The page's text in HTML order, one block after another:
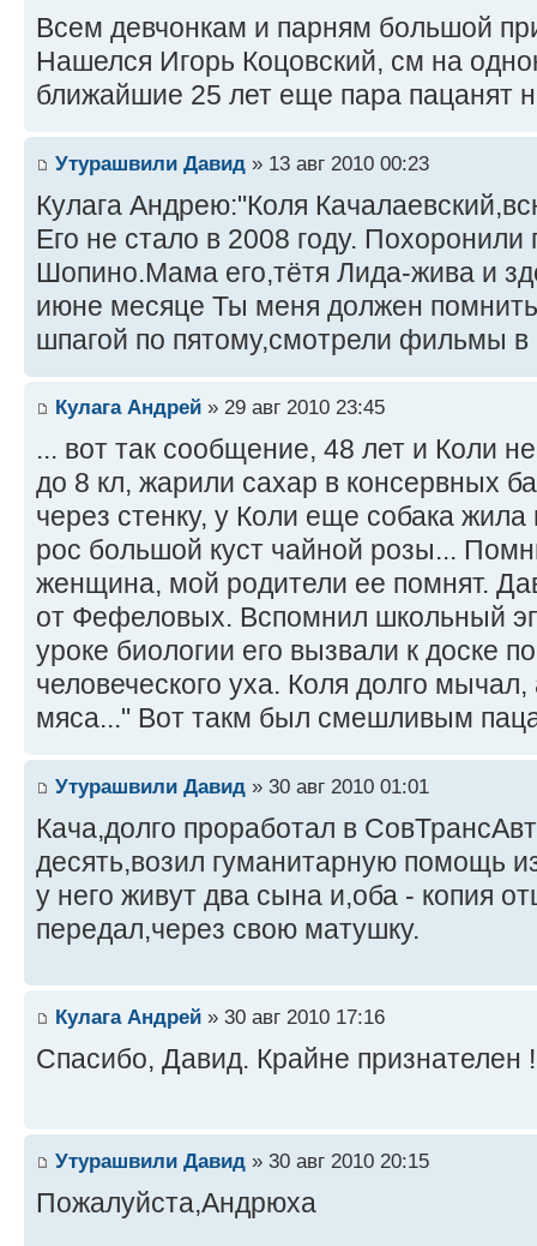
Всем девчонкам и парням большой
Нашелся Игорь Коцовский, см на
ближайшие 25 лет еще пара пацанят
Утурашвили Давид » 13 авг 2010 00:23
Кулага Андрею:"Коля
Его не стало в 2008 году. Похоронили
Шопино.Мама его,тётя Лида-жива и
июне месяце Ты меня должен
шпагой по пятому,смотрели фильмы в
Кулага Андрей » 29 авг 2010 23:45
... вот так сообщение, 48 лет и Коли
до 8 кл, жарили сахар в консервных
через стенку, у Коли еще собака жила
рос большой куст чайной розы...
женщина, мой родители ее помнят.
от Фефеловых. Вспомнил школьный
уроке биологии его вызвали к доске
человеческого уха. Коля долго
мяса..." Вот такм был смешливым
Утурашвили Давид » 30 авг 2010 01:01
Кача,долго проработал в
десять,возил гуманитарную помощь
у него живут два сына и,оба - копия
передал,через свою матушку.
Кулага Андрей » 30 авг 2010 17:16
Спасибо, Давид. Крайне признателен !
Утурашвили Давид » 30 авг 2010 20:15
Пожалуйста,Андрюха